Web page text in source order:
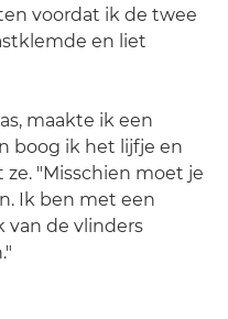
voordat ik de twee
en liet
maakte ik een
boog ik het lijfje en
"Misschien moet je
Ik ben met een
van de vlinders